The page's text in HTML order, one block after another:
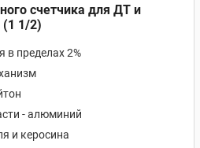
счетчика для ДТ и
(1 1/2)
в пределах 2%
- алюминий
и керосина